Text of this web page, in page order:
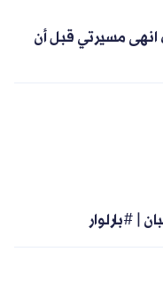
انهى مسيرتي قبل أن
| #بارلوار